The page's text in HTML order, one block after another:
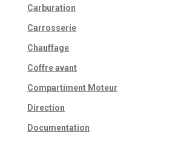
Carburation
Carrosserie
Chauffage
Coffre avant
Compartiment Moteur
Direction
Documentation